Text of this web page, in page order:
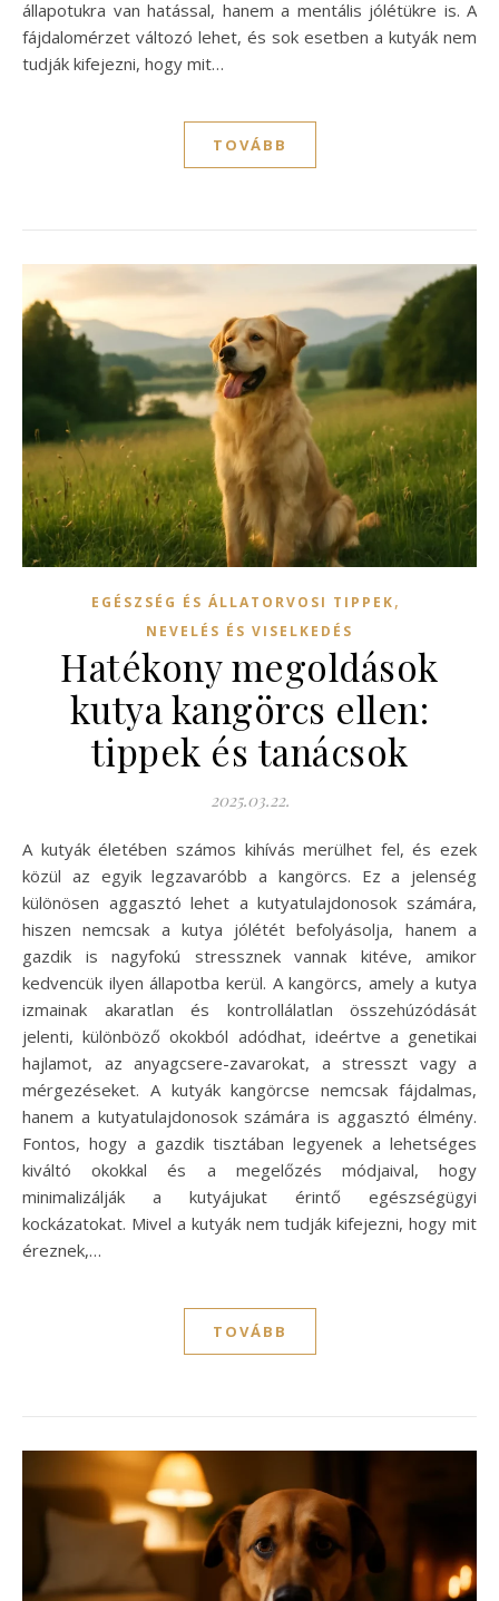
állapotukra van hatással, hanem a mentális jólétükre is. A
fájdalomérzet változó lehet, és sok esetben a kutyák nem
tudják kifejezni, hogy mit…
TOVÁBB
EGÉSZSÉG ÉS ÁLLATORVOSI TIPPEK,
NEVELÉS ÉS VISELKEDÉS
Hatékony megoldások
kutya kangörcs ellen:
tippek és tanácsok
2025.03.22.
A kutyák életében számos kihívás merülhet fel, és ezek
közül az egyik legzavaróbb a kangörcs. Ez a jelenség
különösen aggasztó lehet a kutyatulajdonosok számára,
hiszen nemcsak a kutya jólétét befolyásolja, hanem a
gazdik is nagyfokú stressznek vannak kitéve, amikor
kedvencük ilyen állapotba kerül. A kangörcs, amely a kutya
izmainak akaratlan és kontrollálatlan összehúzódását
jelenti, különböző okokból adódhat, ideértve a genetikai
hajlamot, az anyagcsere-zavarokat, a stresszt vagy a
mérgezéseket. A kutyák kangörcse nemcsak fájdalmas,
hanem a kutyatulajdonosok számára is aggasztó élmény.
Fontos, hogy a gazdik tisztában legyenek a lehetséges
kiváltó okokkal és a megelőzés módjaival, hogy
minimalizálják a kutyájukat érintő egészségügyi
kockázatokat. Mivel a kutyák nem tudják kifejezni, hogy mit
éreznek,…
TOVÁBB